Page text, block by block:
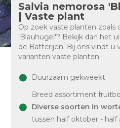
Salvia nemorosa
| Vaste plant
Op zoek vaste planten zoals
'Blauhugel'? Bekijk dan het
de Batterijen. Bij ons vindt u
varianten vaste planten.
Duurzaam gekweekt
Breed assortiment
Diverse soorten in
tussen half oktober - half